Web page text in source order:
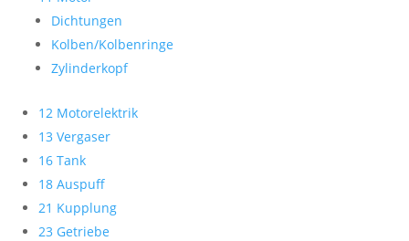
Dichtungen
Kolben/Kolbenringe
Zylinderkopf
12 Motorelektrik
13 Vergaser
16 Tank
18 Auspuff
21 Kupplung
23 Getriebe